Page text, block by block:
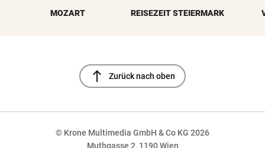
MOZART REISEZEIT STEIERMARK
north Zurück nach oben
© Krone Multimedia GmbH & Co KG 2026
Muthgasse 2, 1190 Wien